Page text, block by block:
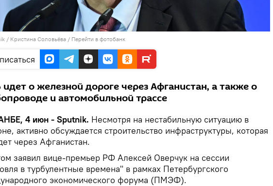
/ Кристина Соловьёва / Перейти в фотобанк
идет о железной дороге через Афганистан, а также о
и автомобильной трассе
4 июн - Sputnik. Несмотря на нестабильную ситуацию в
активно обсуждается строительство инфраструктуры, которая
через Афганистан.
заявил вице-премьер РФ Алексей Оверчук на сессии
в турбулентные времена" в рамках Петербургского
экономического форума (ПМЭФ).